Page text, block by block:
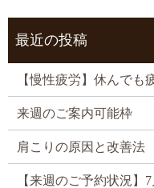
最近の投稿
【慢性疲労】休んでも
来週のご案内可能枠
肩こりの原因と改善法
【来週のご予約状況】